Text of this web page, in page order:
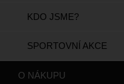
KDO JSME?
SPORTOVNÍ AKCE
O NÁKUPU